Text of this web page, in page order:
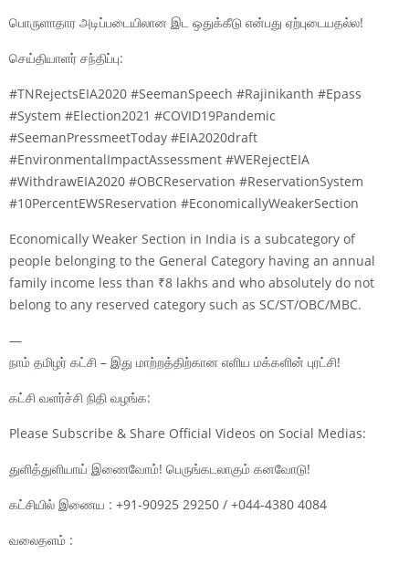
பொருளாதார அடிப்படையிலான இட ஒதுக்கீடு என்பது ஏற்புடையதல்ல!
செய்தியாளர் சந்திப்பு:
#TNRejectsEIA2020 #SeemanSpeech #Rajinikanth #Epass
#System #Election2021 #COVID19Pandemic
#SeemanPressmeetToday #EIA2020draft
#EnvironmentalImpactAssessment #WERejectEIA
#WithdrawEIA2020 #OBCReservation #ReservationSystem
#10PercentEWSReservation #EconomicallyWeakerSection
Economically Weaker Section in India is a subcategory of
people belonging to the General Category having an annual
family income less than ₹8 lakhs and who absolutely do not
belong to any reserved category such as SC/ST/OBC/MBC.
—
நாம் தமிழர் கட்சி – இது மாற்றத்திற்கான எளிய மக்களின் புரட்சி!
கட்சி வளர்ச்சி நிதி வழங்க:
Please Subscribe & Share Official Videos on Social Medias:
துளித்துளியாய் இணைவோம்! பெருங்கடலாகும் கனவோடு!
கட்சியில் இணைய : +91-90925 29250 / +044-4380 4084
வலைதளம் :